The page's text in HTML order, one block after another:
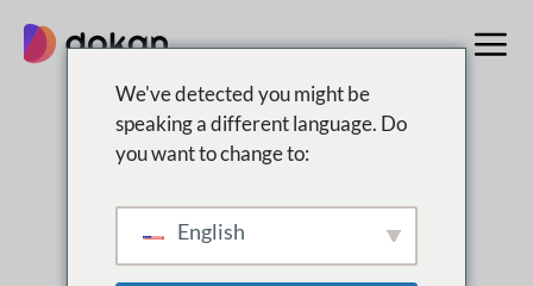
Inhalt
springen
Was ist
We've detected you might be
speaking a different language. Do
you want to change to:
English